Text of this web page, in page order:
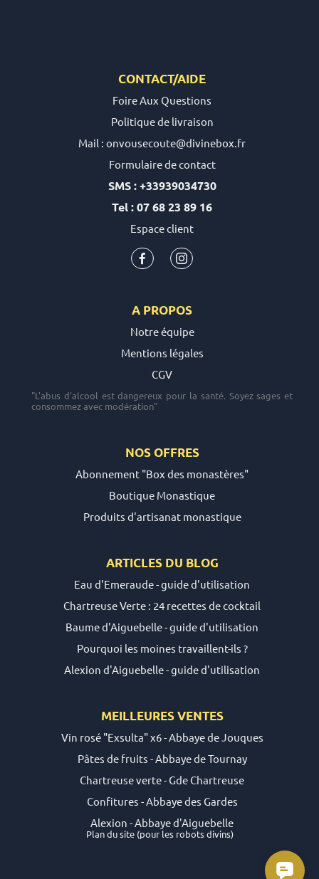
CONTACT/AIDE
Foire Aux Questions
Politique de livraison
Mail : onvousecoute@divinebox.fr
Formulaire de contact
SMS : +33939034730
Tel : 07 68 23 89 16
Espace client
A PROPOS
Notre équipe
Mentions légales
CGV
"L'abus d'alcool est dangereux pour la santé. Soyez sages et
consommez avec modération"
NOS OFFRES
Abonnement "Box des monastères"
Boutique Monastique
Produits d'artisanat monastique
ARTICLES DU BLOG
Eau d'Emeraude - guide d'utilisation
Chartreuse Verte : 24 recettes de cocktail
Baume d'Aiguebelle - guide d'utilisation
Pourquoi les moines travaillent-ils ?
Alexion d'Aiguebelle - guide d'utilisation
MEILLEURES VENTES
Vin rosé "Exsulta" x6 - Abbaye de Jouques
Pâtes de fruits - Abbaye de Tournay
Chartreuse verte - Gde Chartreuse
Confitures - Abbaye des Gardes
Alexion - Abbaye d'Aiguebelle
Plan du site(pour les robots divins)